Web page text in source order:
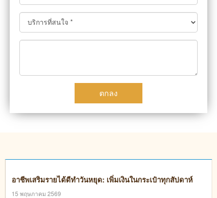
ตกลง
อาชีพเสริมรายได้ดีทำวันหยุด: เพิ่มเงินในกระเป๋าทุกสัปดาห์
15 พฤษภาคม 2569